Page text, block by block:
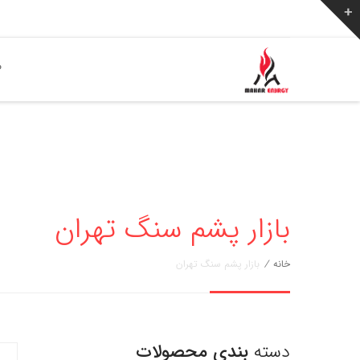
بازار پشم سنگ تهران
خانه / بازار پشم سنگ تهران
دسته بندی محصولات